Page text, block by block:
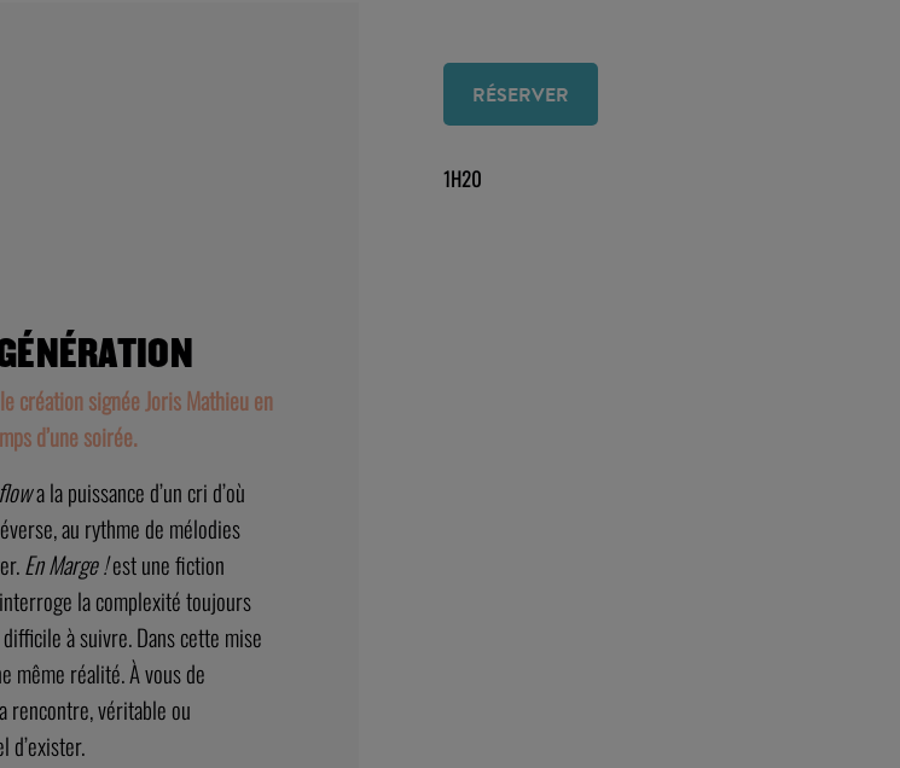
création signée Joris Mathieu en
d’une soirée.
flowa la puissance d’un cri d’où
au rythme de mélodies
En Marge !est une fiction
la complexité toujours
à suivre. Dans cette mise
même réalité. À vous de
rencontre, véritable ou
d’exister.
RÉSERVER
1H20